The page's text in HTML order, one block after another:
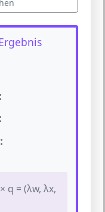
q = (λw, λx,